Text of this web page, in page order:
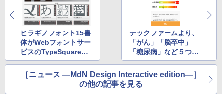
￥115,980
ヒラギノフォント15書
体がWebフォントサー
ビスのTypeSquareと
FONTPLUSに追加
テックファームより、
「がん」「脳卒中」
「糖尿病」など５つの
疾病リスクを見える化
するスマホアプリが登
場
［ニュース ―MdN Design Interactive edition―］
の他の記事を見る